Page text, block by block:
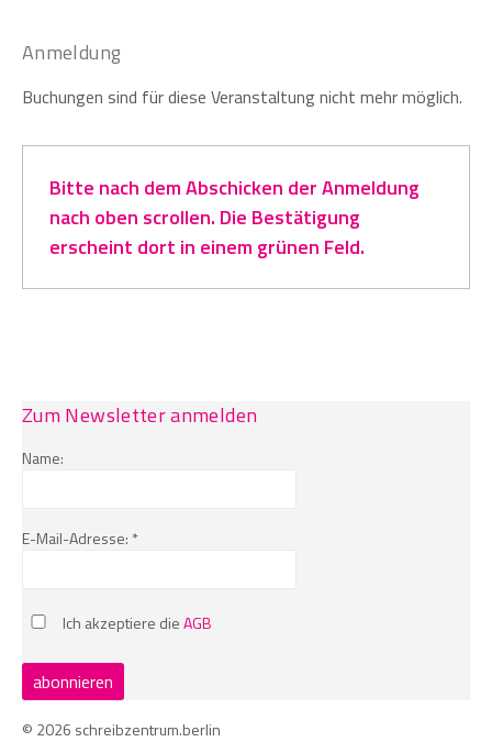
Anmeldung
Buchungen sind für diese Veranstaltung nicht mehr möglich.
Bitte nach dem Abschicken der Anmeldung
nach oben scrollen. Die Bestätigung
erscheint dort in einem grünen Feld.
Zum Newsletter anmelden
Name:
E-Mail-Adresse: *
Ich akzeptiere dieAGB
© 2026 schreibzentrum.berlin